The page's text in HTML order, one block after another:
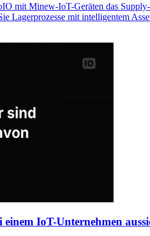
mit Minew-IoT-Geräten das
Lagerprozesse mit intelligentem
einem IoT-Unternehmen